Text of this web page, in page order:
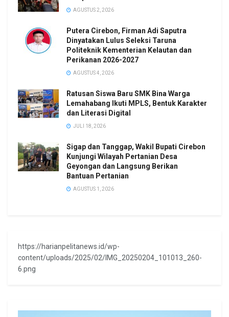
AGUSTUS 2, 2026
Putera Cirebon, Firman Adi Saputra
Dinyatakan Lulus Seleksi Taruna
Politeknik Kementerian Kelautan dan
Perikanan 2026-2027
AGUSTUS 4, 2026
Ratusan Siswa Baru SMK Bina Warga
Lemahabang Ikuti MPLS, Bentuk Karakter
dan Literasi Digital
JULI 18, 2026
Sigap dan Tanggap, Wakil Bupati Cirebon
Kunjungi Wilayah Pertanian Desa
Geyongan dan Langsung Berikan
Bantuan Pertanian
AGUSTUS 1, 2026
https://harianpelitanews.id/wp-
content/uploads/2025/02/IMG_20250204_101013_260-
6.png